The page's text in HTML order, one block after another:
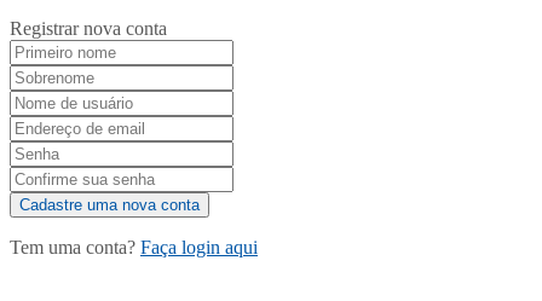
Registrar nova conta
Tem uma conta? Faça login aqui